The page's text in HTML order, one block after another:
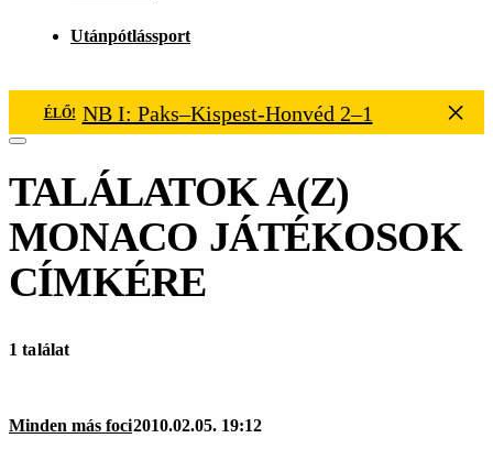
Utánpótlássport
ÉLŐ! NB I: Paks–Kispest-Honvéd 2–1
TALÁLATOK A(Z)
MONACO JÁTÉKOSOK
CÍMKÉRE
1 találat
Minden más foci2010.02.05. 19:12